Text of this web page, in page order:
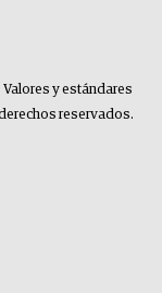
Valores y estándares
reservados.